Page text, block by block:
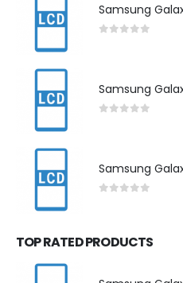
Samsung
Samsung
Samsung
TOP RATED PRODUCTS